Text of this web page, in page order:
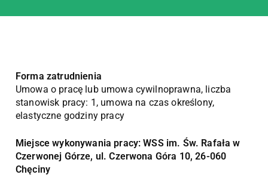
Forma zatrudnienia
Umowa o pracę lub umowa cywilnoprawna, liczba
stanowisk pracy: 1, umowa na czas określony,
elastyczne godziny pracy
Miejsce wykonywania pracy: WSS im. Św. Rafała w
Czerwonej Górze, ul. Czerwona Góra 10, 26-060
Chęciny